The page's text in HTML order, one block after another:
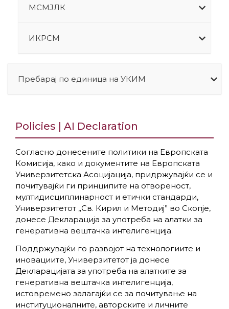
МСМЈЛК
ИКРСМ
Пребарај по единица на УКИМ
Policies | AI Declaration
Согласно донесените политики на Европската
Комисија, како и документите на Европската
Универзитетска Асоцијација, придржувајќи се и
почитувајќи ги принципите на отвореност,
мултидисциплинарност и етички стандарди,
Универзитетот „Св. Кирил и Методиј” во Скопје,
донесе Декларација за употреба на алатки за
генеративна вештачка интелигенција.
Поддржувајќи го развојот на технологиите и
иновациите, Универзитетот ја донесе
Декларацијата за употреба на алатките за
генеративна вештачка интелигенција,
истовремено залагајќи се за почитување на
институционалните, авторските и личните